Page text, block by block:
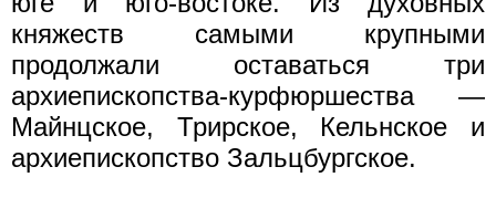
княжеств самыми крупными
продолжали оставаться три
архиепископства-курфюршества —
Майнцское, Трирское, Кельнское и
архиепископство Зальцбургское.